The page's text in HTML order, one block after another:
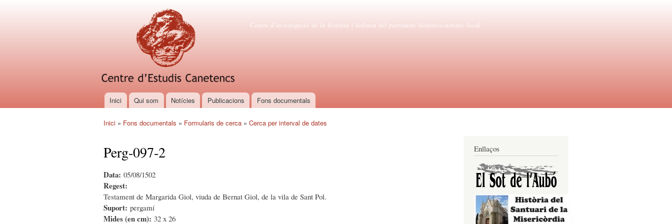
Centre d'estudis canetencs
Centre d’investigació de la història i defensa del patrimoni històrico-artístic local
Menú principal
Inici Qui som Notícies Publicacions Fons documentals
Inici » Fons documentals » Formularis de cerca » Cerca per interval de dates
Perg-097-2
Data: 05/08/1502
Regest:
Testament de Margarida Giol, viuda de Bernat Giol, de la vila de Sant Pol.
Suport: pergamí
Mides (en cm): 32 x 26
Enllaços